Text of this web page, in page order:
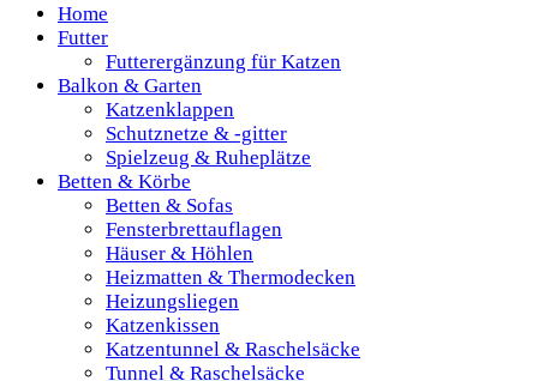
Home
Futter
Futterergänzung für Katzen
Balkon & Garten
Katzenklappen
Schutznetze & -gitter
Spielzeug & Ruheplätze
Betten & Körbe
Betten & Sofas
Fensterbrettauflagen
Häuser & Höhlen
Heizmatten & Thermodecken
Heizungsliegen
Katzenkissen
Katzentunnel & Raschelsäcke
Tunnel & Raschelsäcke